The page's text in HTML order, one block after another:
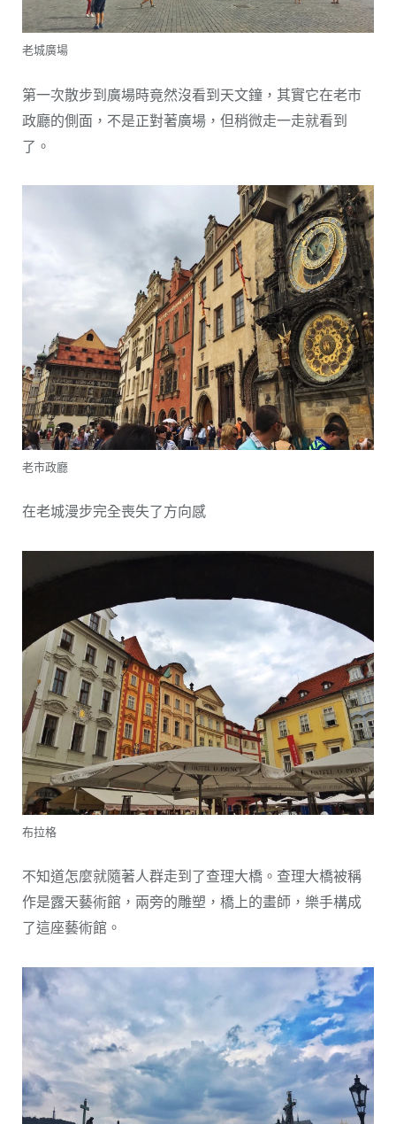
老城廣場
第一次散步到廣場時竟然沒看到天文鐘，其實它在老市
政廳的側面，不是正對著廣場，但稍微走一走就看到
了。
老市政廳
在老城漫步完全喪失了方向感
布拉格
不知道怎麼就隨著人群走到了查理大橋。查理大橋被稱
作是露天藝術館，兩旁的雕塑，橋上的畫師，樂手構成
了這座藝術館。